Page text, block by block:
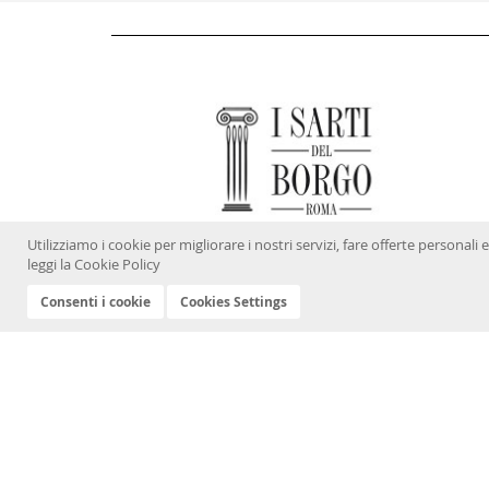
Utilizziamo i cookie per migliorare i nostri servizi, fare offerte personali
leggi laCookie Policy
Consenti i cookie Cookies Settings